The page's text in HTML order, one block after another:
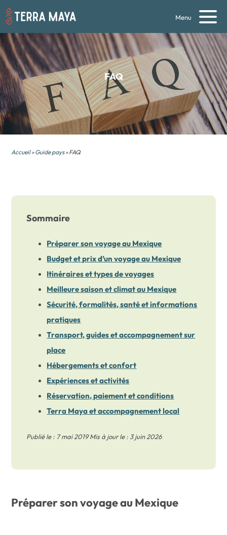
Menu
FAQ
Accueil»Guide pays» FAQ
Sommaire
Préparer son voyage au Mexique
Budget et prix d’un voyage au Mexique
Itinéraires et types de voyages
Meilleure saison et climat au Mexique
Sécurité, formalités, santé et informations
pratiques
Transport, guides et accompagnement sur
place
Hébergements et confort
Expériences et activités
Réservation, paiement et conditions
Terra Maya et accompagnement local
Publié le : 7 mai 2019 Mis à jour le : 3 juin 2026
Préparer son voyage au Mexique